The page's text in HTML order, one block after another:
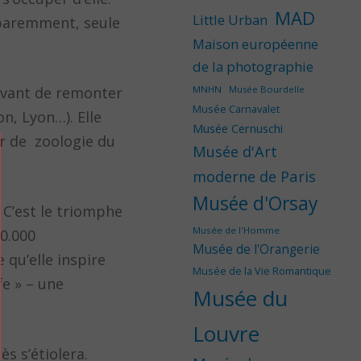
seule
de remonter
Lyon…). Elle
de zoologie du
le triomphe
inspire
» – une
s’étiolera.
Little Urban MAD
Maison européenne
de la photographie
MNHN Musée Bourdelle
Musée Carnavalet
Musée Cernuschi
Musée d'Art
moderne de Paris
Musée d'Orsay
Musée de l'Homme
Musée de l'Orangerie
Musée de la Vie Romantique
Musée du
Louvre